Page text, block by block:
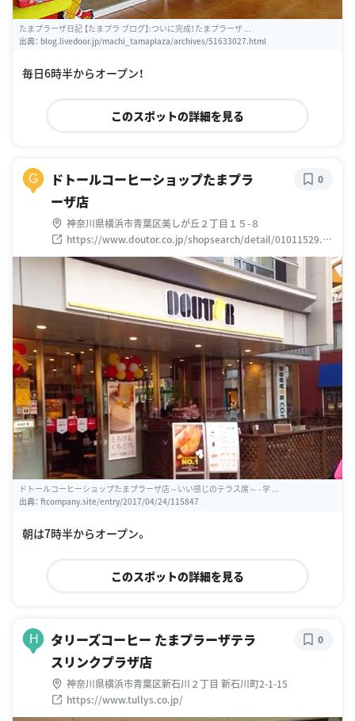
たまプラーザ日記 【たまプラ ブログ】:ついに完成！たまプラーザ ...
出典： blog.livedoor.jp/machi_tamaplaza/archives/51633027.html
毎日6時半からオープン！
このスポットの詳細を見る
G
ドトールコーヒーショップたまプラ
ーザ店
神奈川県横浜市青葉区美しが丘２丁目１５-８
https://www.doutor.co.jp/shopsearch/detail/01011529.ht
ml?recruit=yes
0
ドトールコーヒーショップたまプラーザ店～いい感じのテラス席～ - 学 ...
出典： ftcompany.site/entry/2017/04/24/115847
朝は7時半からオープン。
このスポットの詳細を見る
H
タリーズコーヒー たまプラーザテラ
スリンクプラザ店
神奈川県横浜市青葉区新石川２丁目 新石川町2-1-15
https://www.tullys.co.jp/
0